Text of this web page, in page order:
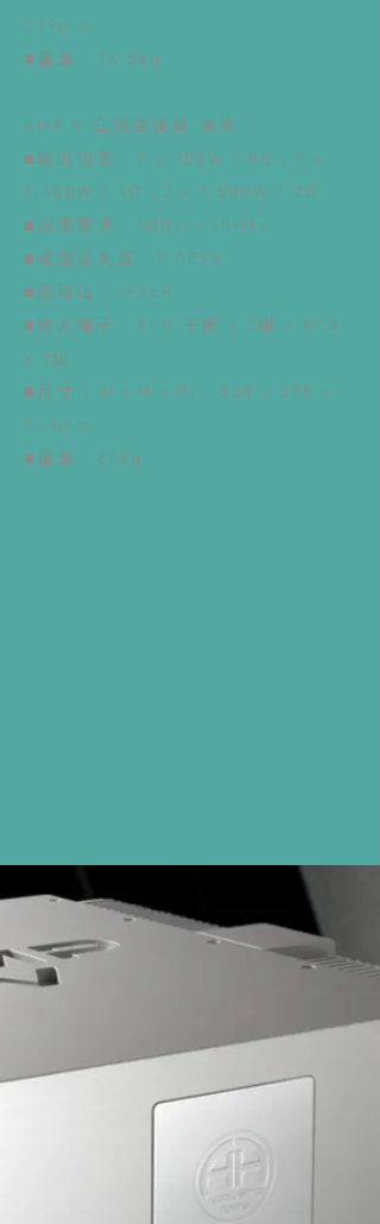
379mm
■重量 : 14.5kg
AMP V 立體聲後級 規格 :
■輸出功率 : 2 x 900W / 8Ω，2 x
1,400W / 4Ω，2 x 1,500W / 2Ω
■頻率響應 : 10Hz - 50kHz
■總諧波失真 : 0.003%
■訊噪比 : -96dB
■輸入端子 : XLR 平衡 x 2組 / RCA
x 2組
■尺寸 ( W x H x D) : 530 x 328 x
545mm
■重量 : 80kg